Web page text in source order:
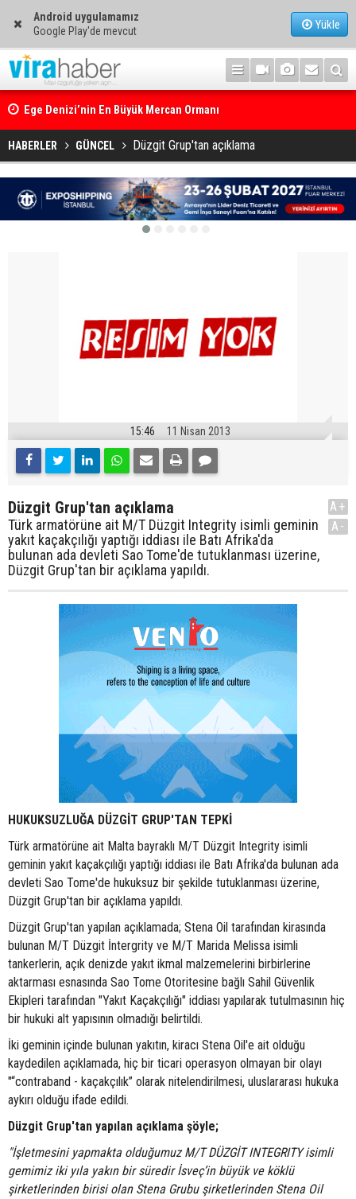
Android uygulamamız
Google Play'de mevcut
Yükle
Ege Denizi’nin En Büyük Mercan Ormanı
HABERLER GÜNCEL Düzgit Grup'tan açıklama
15:46 11 Nisan 2013
Düzgit Grup'tan açıklama
Türk armatörüne ait M/T Düzgit Integrity isimli geminin
yakıt kaçakçılığı yaptığı iddiası ile Batı Afrika'da
bulunan ada devleti Sao Tome'de tutuklanması üzerine,
Düzgit Grup'tan bir açıklama yapıldı.
A+
A-
HUKUKSUZLUĞA DÜZGİT GRUP'TAN TEPKİ
Türk armatörüne ait Malta bayraklı M/T Düzgit Integrity isimli
geminin yakıt kaçakçılığı yaptığı iddiası ile Batı Afrika'da bulunan ada
devleti Sao Tome'de hukuksuz bir şekilde tutuklanması üzerine,
Düzgit Grup'tan bir açıklama yapıldı.
Düzgit Grup'tan yapılan açıklamada; Stena Oil tarafından kirasında
bulunan M/T Düzgit İntergrity ve M/T Marida Melissa isimli
tankerlerin, açık denizde yakıt ikmal malzemelerini birbirlerine
aktarması esnasında Sao Tome Otoritesine bağlı Sahil Güvenlik
Ekipleri tarafından "Yakıt Kaçakçılığı" iddiası yapılarak tutulmasının hiç
bir hukuki alt yapısının olmadığı belirtildi.
İki geminin içinde bulunan yakıtın, kiracı Stena Oil'e ait olduğu
kaydedilen açıklamada, hiç bir ticari operasyon olmayan bir olayı
"“contraband - kaçakçılık” olarak nitelendirilmesi, uluslararası hukuka
aykırı olduğu ifade edildi.
Düzgit Grup'tan yapılan açıklama şöyle;
"İşletmesini yapmakta olduğumuz M/T DÜZGİT INTEGRITY isimli
gemimiz iki yıla yakın bir süredir İsveç’in büyük ve köklü
şirketlerinden birisi olan Stena Grubu şirketlerinden Stena Oil